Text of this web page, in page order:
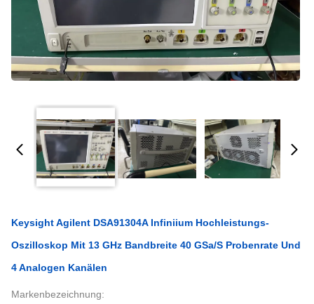
Keysight Agilent DSA91304A Infiniium Hochleistungs-
Oszilloskop Mit 13 GHz Bandbreite 40 GSa/s Probenrate Und
4 Analogen Kanälen
Markenbezeichnung: